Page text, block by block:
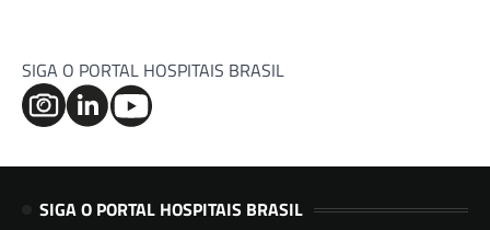
SIGA O PORTAL HOSPITAIS BRASIL
SIGA O PORTAL HOSPITAIS BRASIL